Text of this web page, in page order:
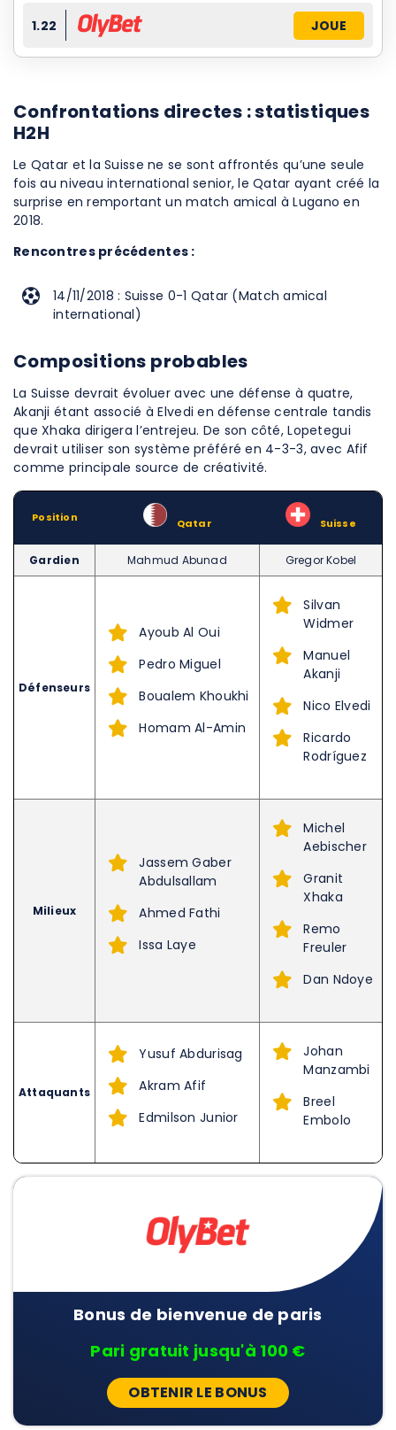
1.22 JOUE
Confrontations directes : statistiques
H2H
Le Qatar et la Suisse ne se sont affrontés qu’une seule
fois au niveau international senior, le Qatar ayant créé la
surprise en remportant un match amical à Lugano en
2018.
Rencontres précédentes :
14/11/2018 : Suisse 0-1 Qatar (Match amical
international)
Compositions probables
La Suisse devrait évoluer avec une défense à quatre,
Akanji étant associé à Elvedi en défense centrale tandis
que Xhaka dirigera l’entrejeu. De son côté, Lopetegui
devrait utiliser son système préféré en 4-3-3, avec Afif
comme principale source de créativité.
Position Qatar Suisse
Gardien Mahmud Abunad Gregor Kobel
Défenseurs
Ayoub Al Oui
Pedro Miguel
Boualem Khoukhi
Homam Al-Amin
Silvan
Widmer
Manuel
Akanji
Nico Elvedi
Ricardo
Rodríguez
Milieux
Jassem Gaber
Abdulsallam
Ahmed Fathi
Issa Laye
Michel
Aebischer
Granit
Xhaka
Remo
Freuler
Dan Ndoye
Attaquants
Yusuf Abdurisag
Akram Afif
Edmilson Junior
Johan
Manzambi
Breel
Embolo
Bonus de bienvenue de paris
Pari gratuit jusqu'à 100 €
OBTENIR LE BONUS